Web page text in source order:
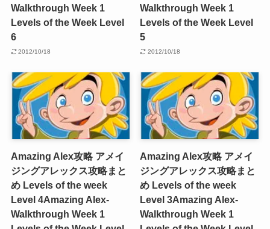
Walkthrough Week 1
Levels of the Week Level
6
2012/10/18
Walkthrough Week 1
Levels of the Week Level
5
2012/10/18
Amazing Alex攻略 アメイ
ジングアレックス攻略まと
め Levels of the week
Level 4Amazing Alex-
Walkthrough Week 1
Amazing Alex攻略 アメイ
ジングアレックス攻略まと
め Levels of the week
Level 3Amazing Alex-
Walkthrough Week 1